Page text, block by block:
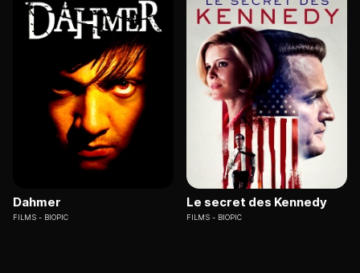
Dahmer
FILMS BIOPIC
Le secret des Kennedy
FILMS BIOPIC